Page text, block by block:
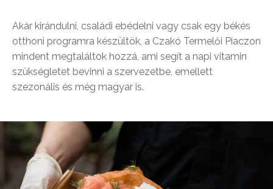
Akár kirándulni, családi ebédelni vagy csak egy békés
otthoni programra készültök, a Czakó Termelői Piaczon
mindent megtaláltok hozzá, ami segít a napi vitamin
szükségletet bevinni a szervezetbe, emellett
szezonális és még magyar is.